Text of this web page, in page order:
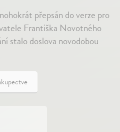
přepsán do verze pro
Františka Novotného
stalo doslova novodobou